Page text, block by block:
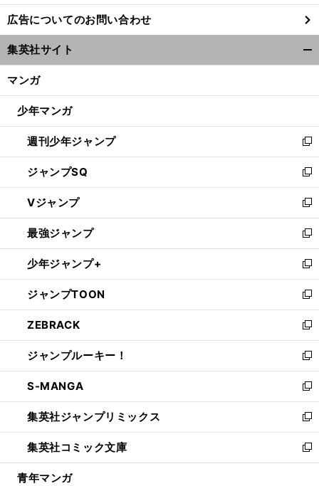
し
い
ウ
ィ
ン
ウ
開
く
広告についてのお問い合わせ
集英社サイト
マンガ
少年マンガ
週刊少年ジャンプ
新
し
い
ウ
ィ
ン
ド
ウ
で
開
く
ジャンプSQ
新
し
い
ウ
ィ
ン
ド
ウ
で
開
く
Vジャンプ
新
し
い
ウ
ィ
ン
ド
ウ
で
開
く
最強ジャンプ
新
し
い
ウ
ィ
ン
ド
ウ
で
開
く
少年ジャンプ+
新
し
い
ウ
ィ
ン
ド
ウ
で
開
く
ジャンプTOON
新
し
い
ウ
ィ
ン
ド
ウ
で
開
く
ZEBRACK
新
し
い
ウ
ィ
ン
ド
ウ
で
開
ジャンプルーキー！
新
し
い
ウ
ィ
ン
ド
ウ
S-MANGA
新
し
い
ウ
ィ
ン
集英社ジャンプリミックス
新
し
い
ウ
集英社コミック文庫
新
し
青年マンガ